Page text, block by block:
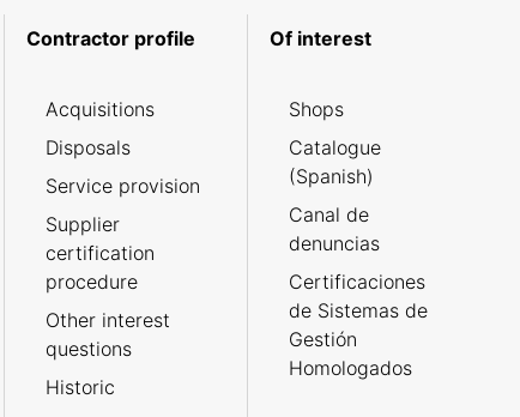
Contractor profile
Acquisitions
Disposals
Service provision
Supplier
certification
procedure
Other interest
questions
Historic
Of interest
Shops
Catalogue
(Spanish)
Canal de
denuncias
Certificaciones
de Sistemas de
Gestión
Homologados